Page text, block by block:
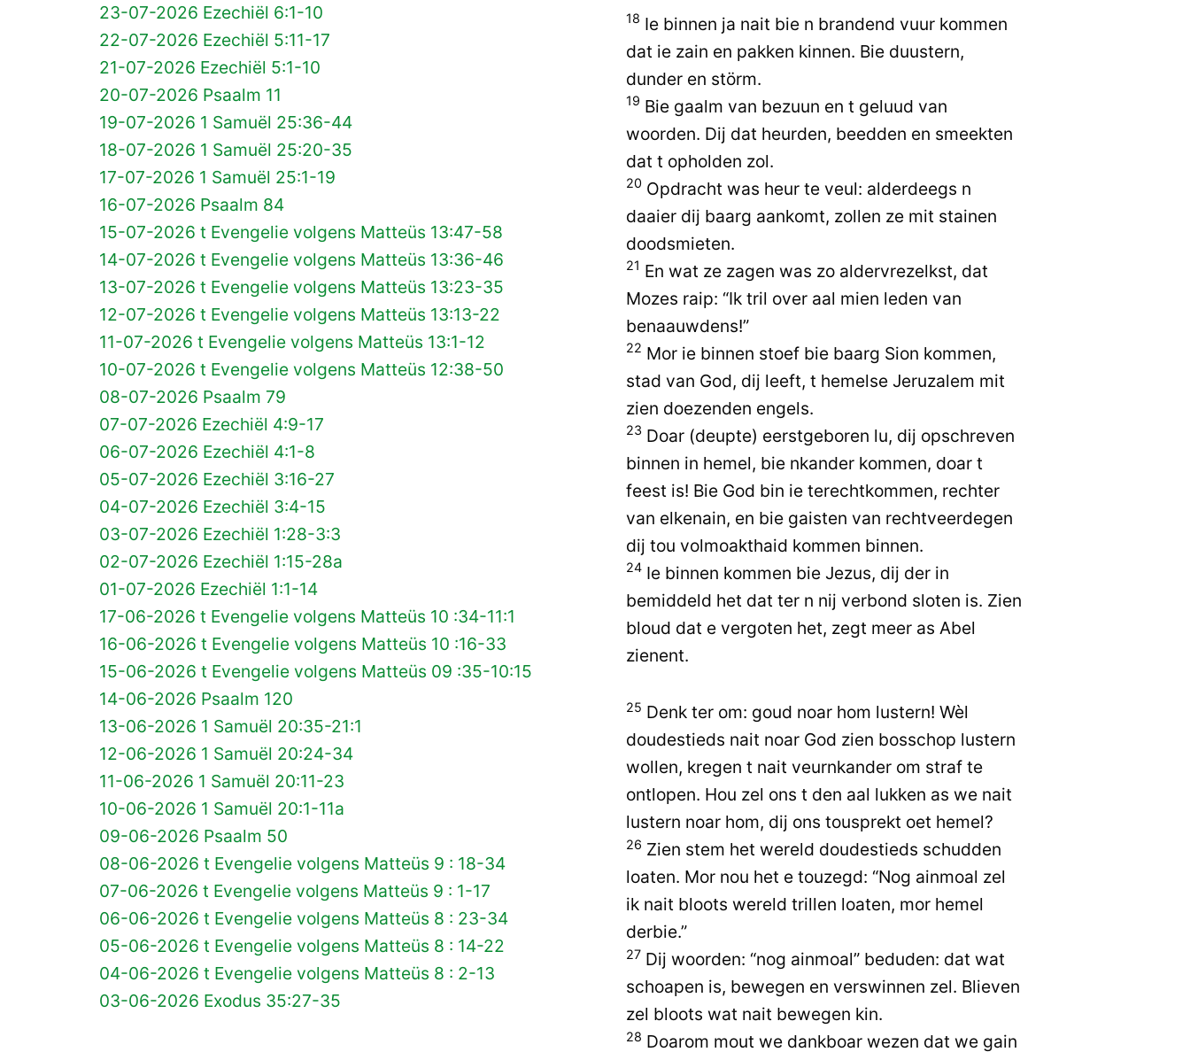
23-07-2026 Ezechiël 6:1-10
22-07-2026 Ezechiël 5:11-17
21-07-2026 Ezechiël 5:1-10
20-07-2026 Psaalm 11
19-07-2026 1 Samuël 25:36-44
18-07-2026 1 Samuël 25:20-35
17-07-2026 1 Samuël 25:1-19
16-07-2026 Psaalm 84
15-07-2026 t Evengelie volgens Matteüs 13:47-58
14-07-2026 t Evengelie volgens Matteüs 13:36-46
13-07-2026 t Evengelie volgens Matteüs 13:23-35
12-07-2026 t Evengelie volgens Matteüs 13:13-22
11-07-2026 t Evengelie volgens Matteüs 13:1-12
10-07-2026 t Evengelie volgens Matteüs 12:38-50
08-07-2026 Psaalm 79
07-07-2026 Ezechiël 4:9-17
06-07-2026 Ezechiël 4:1-8
05-07-2026 Ezechiël 3:16-27
04-07-2026 Ezechiël 3:4-15
03-07-2026 Ezechiël 1:28-3:3
02-07-2026 Ezechiël 1:15-28a
01-07-2026 Ezechiël 1:1-14
17-06-2026 t Evengelie volgens Matteüs 10 :34-11:1
16-06-2026 t Evengelie volgens Matteüs 10 :16-33
15-06-2026 t Evengelie volgens Matteüs 09 :35-10:15
14-06-2026 Psaalm 120
13-06-2026 1 Samuël 20:35-21:1
12-06-2026 1 Samuël 20:24-34
11-06-2026 1 Samuël 20:11-23
10-06-2026 1 Samuël 20:1-11a
09-06-2026 Psaalm 50
08-06-2026 t Evengelie volgens Matteüs 9 : 18-34
07-06-2026 t Evengelie volgens Matteüs 9 : 1-17
06-06-2026 t Evengelie volgens Matteüs 8 : 23-34
05-06-2026 t Evengelie volgens Matteüs 8 : 14-22
04-06-2026 t Evengelie volgens Matteüs 8 : 2-13
03-06-2026 Exodus 35:27-35
18 Ie binnen ja nait bie n brandend vuur kommen
dat ie zain en pakken kinnen. Bie duustern,
dunder en störm.
19 Bie gaalm van bezuun en t geluud van
woorden. Dij dat heurden, beedden en smeekten
dat t opholden zol.
20 Opdracht was heur te veul: alderdeegs n
daaier dij baarg aankomt, zollen ze mit stainen
doodsmieten.
21 En wat ze zagen was zo aldervrezelkst, dat
Mozes raip: “Ik tril over aal mien leden van
benaauwdens!”
22 Mor ie binnen stoef bie baarg Sion kommen,
stad van God, dij leeft, t hemelse Jeruzalem mit
zien doezenden engels.
23 Doar (deupte) eerstgeboren lu, dij opschreven
binnen in hemel, bie nkander kommen, doar t
feest is! Bie God bin ie terechtkommen, rechter
van elkenain, en bie gaisten van rechtveerdegen
dij tou volmoakthaid kommen binnen.
24 Ie binnen kommen bie Jezus, dij der in
bemiddeld het dat ter n nij verbond sloten is. Zien
bloud dat e vergoten het, zegt meer as Abel
zienent.
25 Denk ter om: goud noar hom lustern! Wèl
doudestieds nait noar God zien bosschop lustern
wollen, kregen t nait veurnkander om straf te
ontlopen. Hou zel ons t den aal lukken as we nait
lustern noar hom, dij ons tousprekt oet hemel?
26 Zien stem het wereld doudestieds schudden
loaten. Mor nou het e touzegd: “Nog ainmoal zel
ik nait bloots wereld trillen loaten, mor hemel
derbie.”
27 Dij woorden: “nog ainmoal” beduden: dat wat
schoapen is, bewegen en verswinnen zel. Blieven
zel bloots wat nait bewegen kin.
28 Doarom mout we dankboar wezen dat we gain